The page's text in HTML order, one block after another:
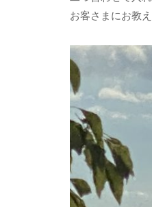
お客さまにお教